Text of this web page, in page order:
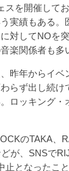
スを開催して
実績もある。
対してNOを
楽関係者も多
昨年からイベ
らず出し続け
ロッキング・
のTAKA、
が、SNSで
止となったこ